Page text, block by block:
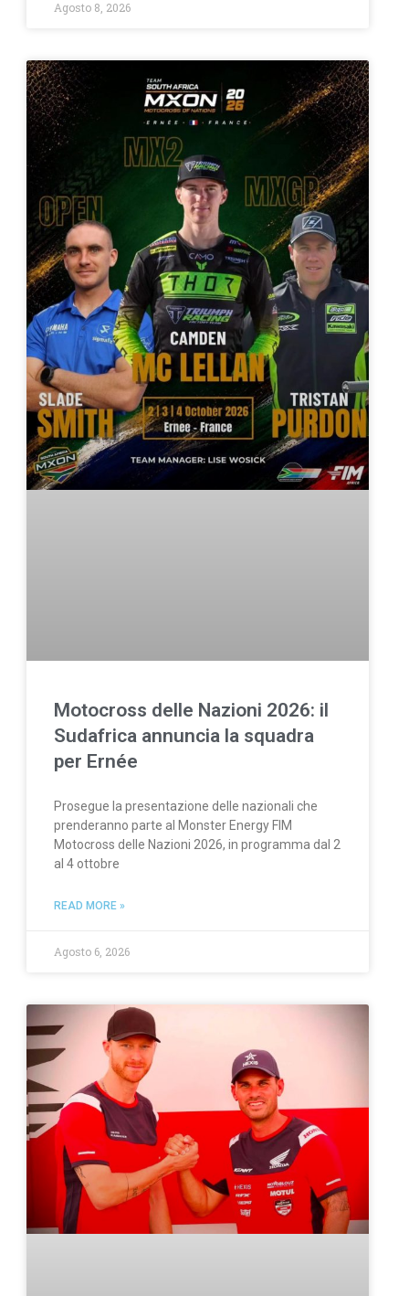
Agosto 8, 2026
Motocross delle Nazioni 2026: il
Sudafrica annuncia la squadra
per Ernée
Prosegue la presentazione delle nazionali che
prenderanno parte al Monster Energy FIM
Motocross delle Nazioni 2026, in programma dal 2
al 4 ottobre
READ MORE »
Agosto 6, 2026